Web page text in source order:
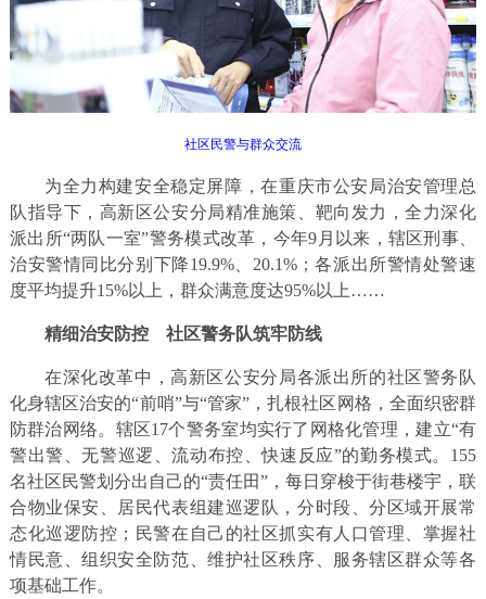
社区民警与群众交流
为全力构建安全稳定屏障，在重庆市公安局治安管理总
队指导下，高新区公安分局精准施策、靶向发力，全力深化
派出所“两队一室”警务模式改革，今年9月以来，辖区刑事、
治安警情同比分别下降19.9%、20.1%；各派出所警情处警速
度平均提升15%以上，群众满意度达95%以上……
精细治安防控 社区警务队筑牢防线
在深化改革中，高新区公安分局各派出所的社区警务队
化身辖区治安的“前哨”与“管家”，扎根社区网格，全面织密群
防群治网络。辖区17个警务室均实行了网格化管理，建立“有
警出警、无警巡逻、流动布控、快速反应”的勤务模式。155
名社区民警划分出自己的“责任田”，每日穿梭于街巷楼宇，联
合物业保安、居民代表组建巡逻队，分时段、分区域开展常
态化巡逻防控；民警在自己的社区抓实有人口管理、掌握社
情民意、组织安全防范、维护社区秩序、服务辖区群众等各
项基础工作。